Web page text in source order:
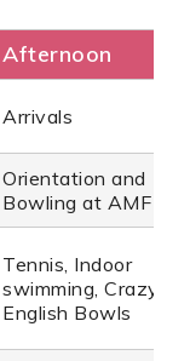
Afternoon
Arrivals
Orientation and
Bowling at AMF
Tennis, Indoor
swimming, Crazy
English Bowls